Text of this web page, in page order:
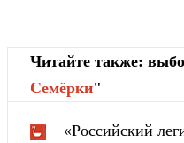
Читайте также:
Cемёрки"
«Российский